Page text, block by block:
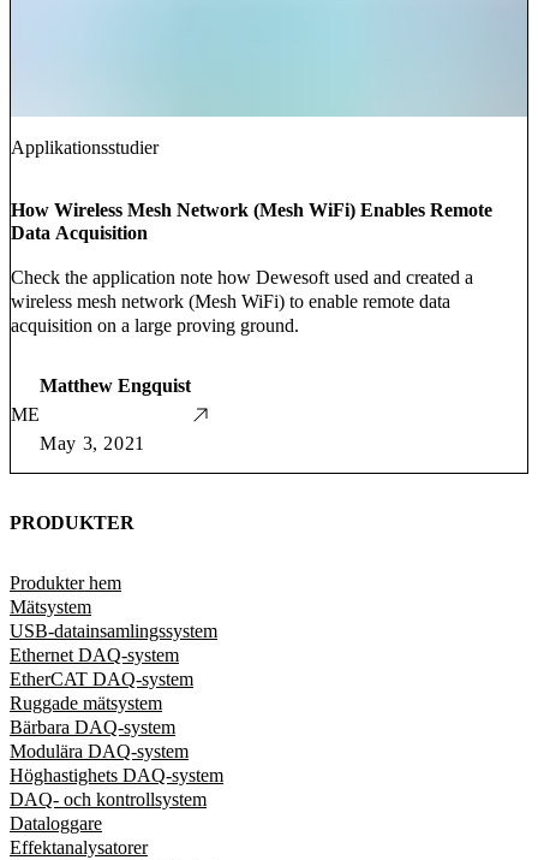
Applikationsstudier
How Wireless Mesh Network (Mesh WiFi) Enables Remote
Data Acquisition
Check the application note how Dewesoft used and created a
wireless mesh network (Mesh WiFi) to enable remote data
acquisition on a large proving ground.
ME
Matthew Engquist
May 3, 2021
PRODUKTER
Produkter hem
Mätsystem
USB-datainsamlingssystem
Ethernet DAQ-system
EtherCAT DAQ-system
Ruggade mätsystem
Bärbara DAQ-system
Modulära DAQ-system
Höghastighets DAQ-system
DAQ- och kontrollsystem
Dataloggare
Effektanalysatorer